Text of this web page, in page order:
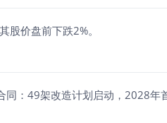
股价盘前下跌2%。
同：49架改造计划启动，2028年